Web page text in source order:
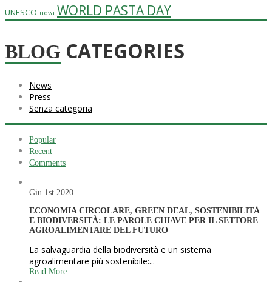
UNESCO uova WORLD PASTA DAY
BLOG CATEGORIES
News
Press
Senza categoria
Popular
Recent
Comments
Giu 1st 2020
ECONOMIA CIRCOLARE, GREEN DEAL, SOSTENIBILITÀ
E BIODIVERSITÀ: LE PAROLE CHIAVE PER IL SETTORE
AGROALIMENTARE DEL FUTURO
La salvaguardia della biodiversità e un sistema
agroalimentare più sostenibile:...
Read More...